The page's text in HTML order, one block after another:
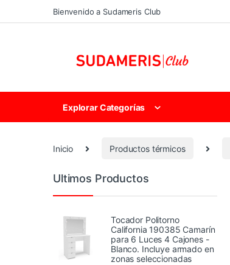
Skip to navigation
Skip to contentBienvenido a Sudameris Club
Explorar Categorías
Inicio Productos térmicos
Ultimos Productos
Tocador Politorno
California 190385 Camarín
para 6 Luces 4 Cajones -
Blanco. Incluye armado en
zonas seleccionadas